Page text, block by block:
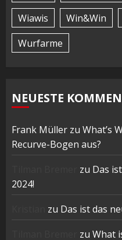
Wiawis
Win&Win
Wurfarme
NEUESTE
Frank Müller zu What’s
Recurve-Bogen aus?
zu Das
2024!
zu Das ist das
zu What